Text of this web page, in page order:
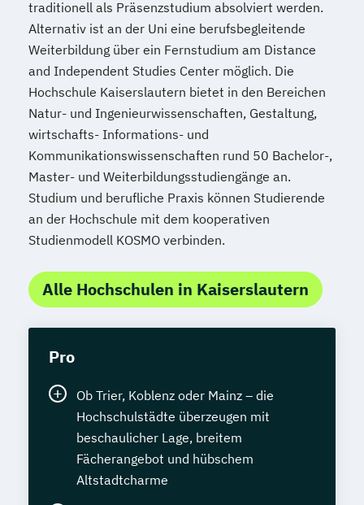
traditionell als Präsenzstudium absolviert werden.
Alternativ ist an der Uni eine berufsbegleitende
Weiterbildung über ein Fernstudium am Distance
and Independent Studies Center möglich. Die
Hochschule Kaiserslautern bietet in den Bereichen
Natur- und Ingenieurwissenschaften, Gestaltung,
wirtschafts- Informations- und
Kommunikationswissenschaften rund 50 Bachelor-,
Master- und Weiterbildungsstudiengänge an.
Studium und berufliche Praxis können Studierende
an der Hochschule mit dem kooperativen
Studienmodell KOSMO verbinden.
Alle Hochschulen in Kaiserslautern
Pro
Ob Trier, Koblenz oder Mainz – die
Hochschulstädte überzeugen mit
beschaulicher Lage, breitem
Fächerangebot und hübschem
Altstadtcharme